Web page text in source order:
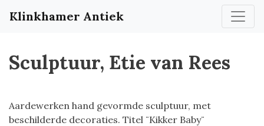
Klinkhamer Antiek
Sculptuur, Etie van Rees
Aardewerken hand gevormde sculptuur, met
beschilderde decoraties. Titel ¨Kikker Baby¨